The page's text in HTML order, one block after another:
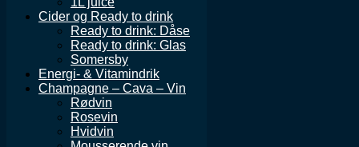
Cider og Ready to drink
Ready to drink: Dåse
Ready to drink: Glas
Somersby
Energi- & Vitamindrik
Champagne – Cava – Vin
Rødvin
Rosevin
Hvidvin